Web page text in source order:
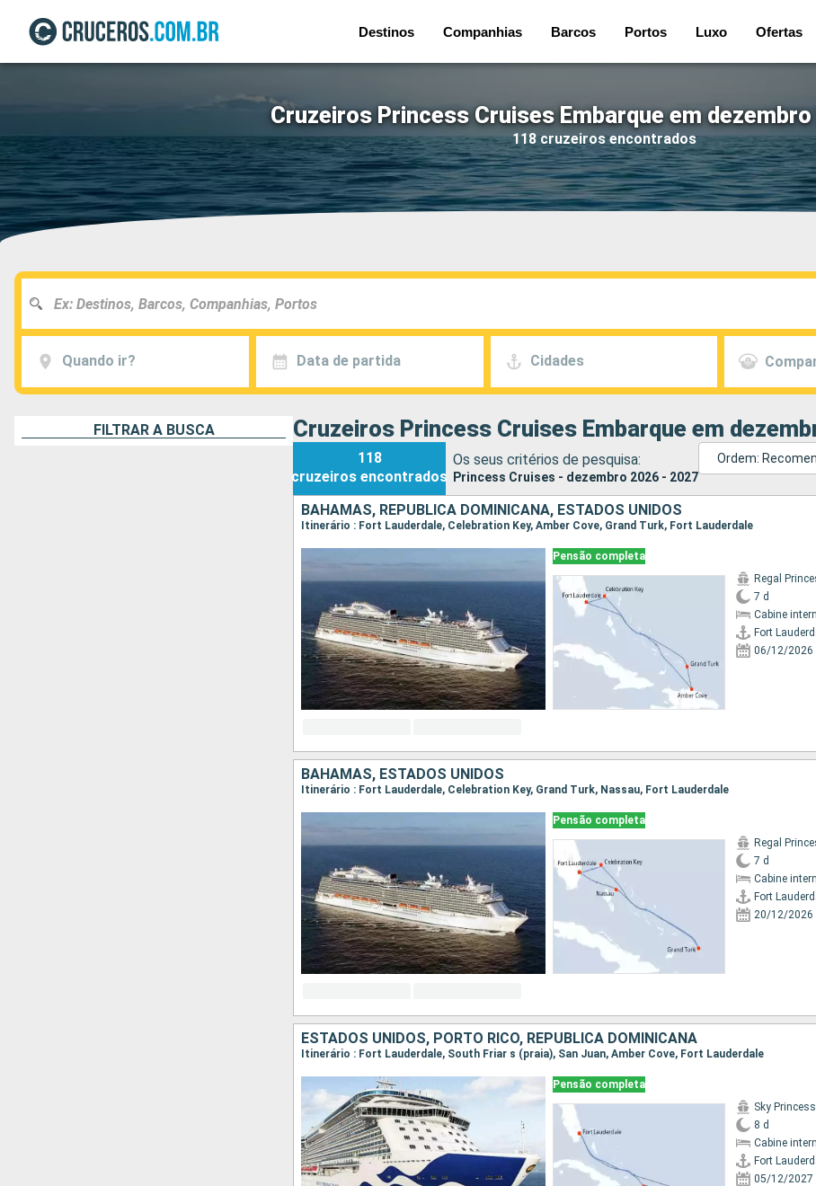
Destinos Companhias Barcos Portos Luxo Ofertas
Cruzeiros Princess Cruises Embarque em dezembro
118 cruzeiros encontrados
Quando ir? Data de partida Cidades
FILTRAR A BUSCA Cruzeiros Princess Cruises Embarque em
118
cruzeiros encontrados
Os seus critérios de pesquisa:
Princess Cruises - dezembro 2026 - 2027
Ordem:
BAHAMAS, REPUBLICA DOMINICANA, ESTADOS UNIDOS
Itinerário : Fort Lauderdale, Celebration Key, Amber Cove, Grand Turk, Fort Lauderdale
Pensão completa
Regal
7 d
Cabine
Fort
06/12/2026
BAHAMAS, ESTADOS UNIDOS
Itinerário : Fort Lauderdale, Celebration Key, Grand Turk, Nassau, Fort Lauderdale
Pensão completa
Regal
7 d
Cabine
Fort
20/12/2026
ESTADOS UNIDOS, PORTO RICO, REPUBLICA DOMINICANA
Itinerário : Fort Lauderdale, South Friar s (praia), San Juan, Amber Cove, Fort Lauderdale
Pensão completa
Sky Princess
8 d
Cabine
Fort
05/12/2027